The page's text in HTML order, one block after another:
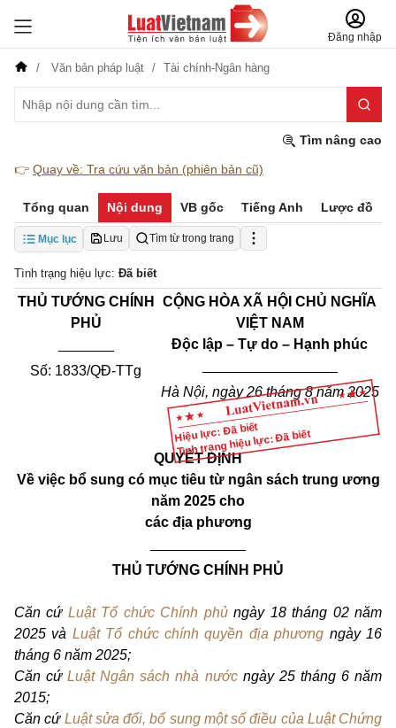
Đăng nhập
Văn bản pháp luật Tài chính-Ngân hàng
Tìm nâng cao
👉 Quay về: Tra cứu văn bản (phiên bản cũ)
Tổng quan Nội dung VB gốc Tiếng Anh Lược đồ
Mục lục Lưu Tìm từ trong trang
Tình trạng hiệu lực: Đã biết
Hiệu lực: Đã biết
Tình trạng hiệu lực: Đã biết
THỦ TƯỚNG CHÍNH
PHỦ
Số: 1833/QĐ-TTg
CỘNG HÒA XÃ HỘI CHỦ NGHĨA
VIỆT NAM
Độc lập – Tự do – Hạnh phúc
Hà Nội, ngày 26 tháng 8 năm 2025
QUYẾT ĐỊNH
Về việc bổ sung có mục tiêu từ ngân sách trung ương
năm 2025 cho
các địa phương
THỦ TƯỚNG CHÍNH PHỦ
Căn cứ Luật Tổ chức Chính phủngày 18 tháng 02 năm
2025 và Luật Tổ chức chính quyền địa phương ngày 16
tháng 6 năm 2025;
Căn cứLuật Ngân sách nhà nướcngày 25 tháng 6 năm
2015;
Căn cứ Luật sửa đổi, bổ sung một số điều của Luật Chứng